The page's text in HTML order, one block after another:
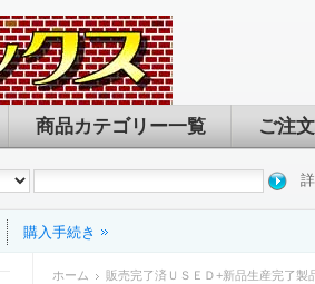
商品カテゴリー一覧 ご注
購入手続き
ホーム
販売完了済ＵＳＥＤ+新品生産完了製